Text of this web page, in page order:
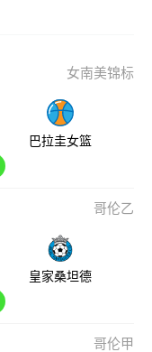
女南美锦标
巴拉圭女篮
哥伦乙
皇家桑坦德
哥伦甲